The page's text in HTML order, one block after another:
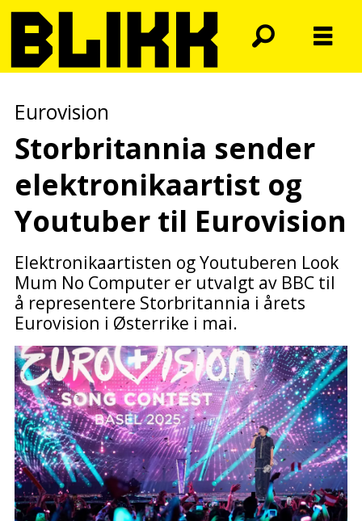
Eurovision
Storbritannia sender
elektronikaartist og
Youtuber til Eurovision
Elektronikaartisten og Youtuberen Look
Mum No Computer er utvalgt av BBC til
å representere Storbritannia i årets
Eurovision i Østerrike i mai.